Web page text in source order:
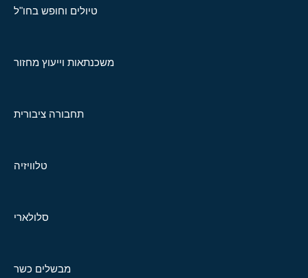
טיולים וחופש בחו"ל
משכנתאות וייעוץ מחזור
תחבורה ציבורית
טלוויזיה
סלולארי
מבשלים כשר